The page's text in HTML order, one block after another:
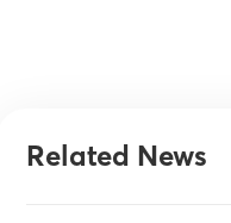
Related News